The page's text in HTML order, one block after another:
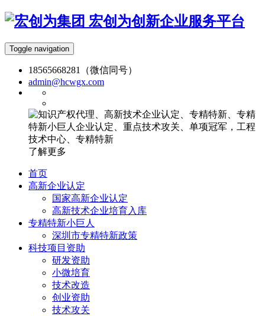
宏创为创新企业服务平台
Toggle navigation
18565668281（微信同号）
admin@hcwgx.com
了解更多
首页
高新企业认定
国家高新企业认定
高新技术企业培育入库
专精特新小巨人
深圳市专精特新政策
科技项目资助
研发资助
小微培育
技术改造
创业资助
技术攻关